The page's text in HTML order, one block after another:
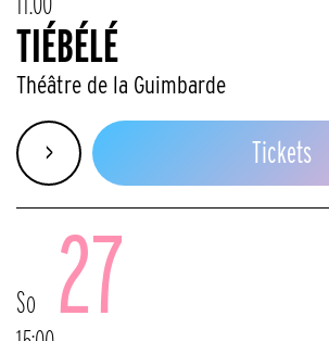
TIÉBÉLÉ
Théâtre de la Guimbarde
> Tickets
So 27